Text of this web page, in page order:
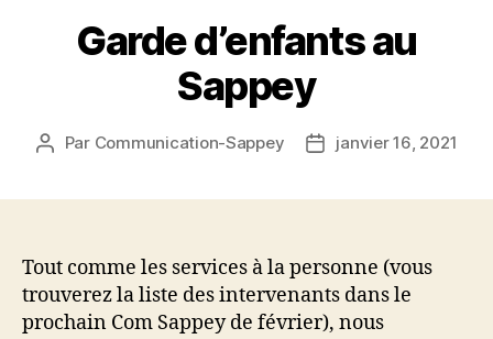
Garde d’enfants au
Sappey
Auteur
Par Communication-Sappey
Datejanvier 16, 2021
Tout comme les services à la personne (vous
trouverez la liste des intervenants dans le
prochain Com Sappey de février), nous